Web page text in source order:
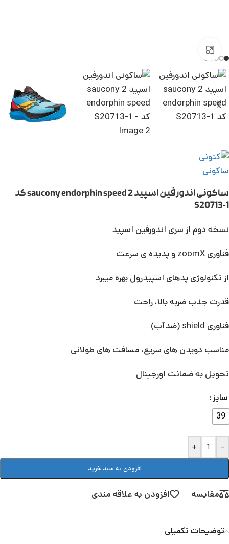
ساکونی اندورفین اسپید 2 saucony endorphin speed کد
S20713-1
نسخه دوم از سری اندورفین اسپید
فناوری zoomX و پدیده ی سرعت
از تکنولوژی پدهای اسپیدرول بهره میبرد
قدرت جذب ضربه بالا، راحت
فناوری shield (ضدآب)
مناسب دویدن های سریع، مسافت های طولانی
تحویل به ضمانت اورجینال
سایز
39
-
+
افزودن به سبد خرید
مقایسه افزودن به علاقه مندی
توضیحات تکمیلی